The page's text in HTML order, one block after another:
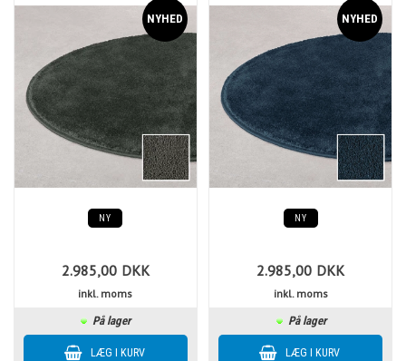
NY
2.985,00 DKK
inkl. moms
På lager
NY
2.985,00 DKK
inkl. moms
På lager